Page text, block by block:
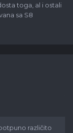
toga, al i ostali
sa S8
različito